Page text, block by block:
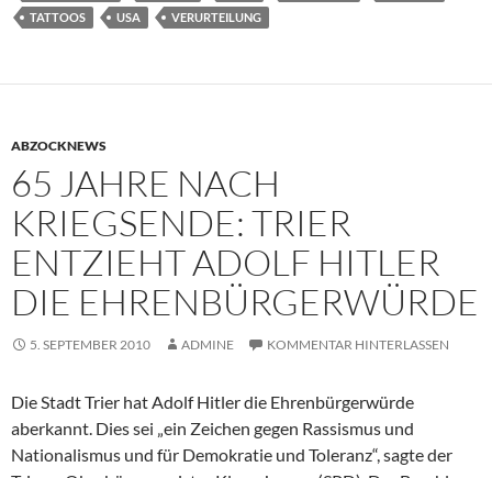
TATTOOS
USA VERURTEILUNG
ABZOCKNEWS
65 JAHRE NACH
KRIEGSENDE: TRIER
ENTZIEHT ADOLF HITLER
DIE EHRENBÜRGERWÜRDE
5. SEPTEMBER 2010 ADMINE KOMMENTAR HINTERLASSEN
Die Stadt Trier hat Adolf Hitler die Ehrenbürgerwürde
aberkannt. Dies sei „ein Zeichen gegen Rassismus und
Nationalismus und für Demokratie und Toleranz“, sagte der